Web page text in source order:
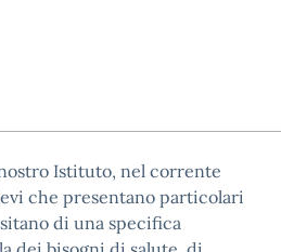
Istituto, nel corrente
che presentano particolari
di una specifica